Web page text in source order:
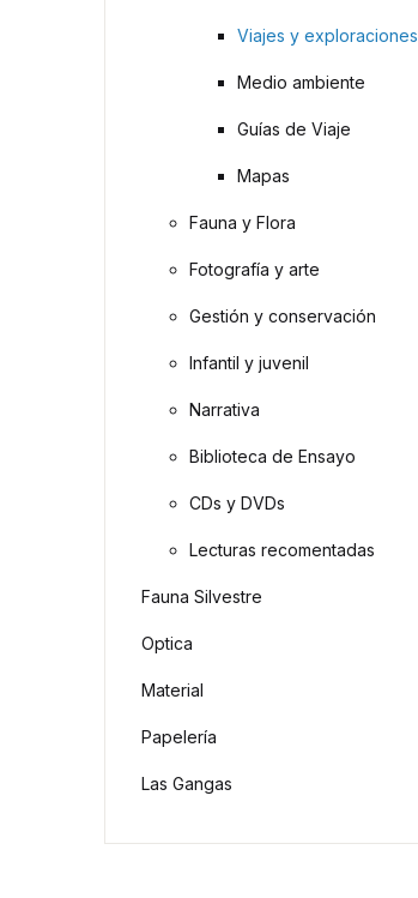
Viajes y exploraciones
Medio ambiente
Guías de Viaje
Mapas
Fauna y Flora
Fotografía y arte
Gestión y conservación
Infantil y juvenil
Narrativa
Biblioteca de Ensayo
CDs y DVDs
Lecturas recomentadas
Fauna Silvestre
Optica
Material
Papelería
Las Gangas